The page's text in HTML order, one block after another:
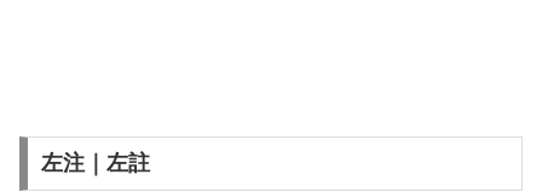
左注｜左註